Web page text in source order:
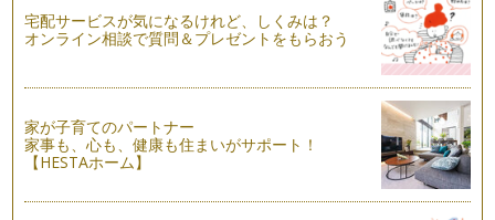
ーツの代表格 モンブラン。…
こんにちは！お菓子研究家 橋本清美です。 今回は人気の衰
秋のスイーツ かぼちゃのプリン
こんにちは！お菓子研究家 橋本清美です。 今回は実りの秋
宅配サービスが気になるけれど、しくみは？
オンライン相談で質問＆プレゼントをもらおう
家が子育てのパートナー
家事も、心も、健康も住まいがサポート！
【HESTAホーム】